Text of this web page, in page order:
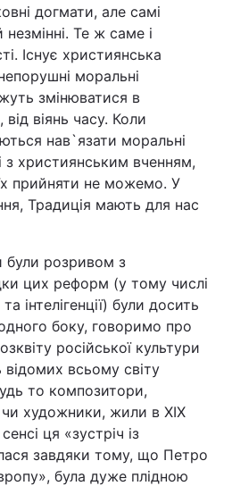
догмати, але самі
Те ж саме і
Існує християнська
моральні
змінюватися в
віянь часу. Коли
нав`язати моральні
з християнським вченням,
прийняти не можемо. У
Традиція мають для нас
були розривом з
цих реформ (у тому числі
інтелігенції) були досить
боку, говоримо про
російської культури
відомих всьому світу
то композитори,
художники, жили в ХIХ
ця «зустріч із
завдяки тому, що Петро
була дуже плідною